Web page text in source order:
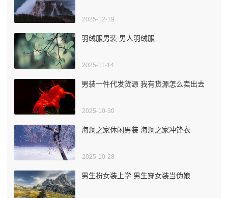
2025-12-19
羽绒服男装 男人羽绒服
2025-11-14
男装一件代发货源 我有货源怎么卖出去
2025-10-30
海澜之家休闲男装 海澜之家冲锋衣
2025-10-28
男生扮女装上学 男生穿女装当伪娘